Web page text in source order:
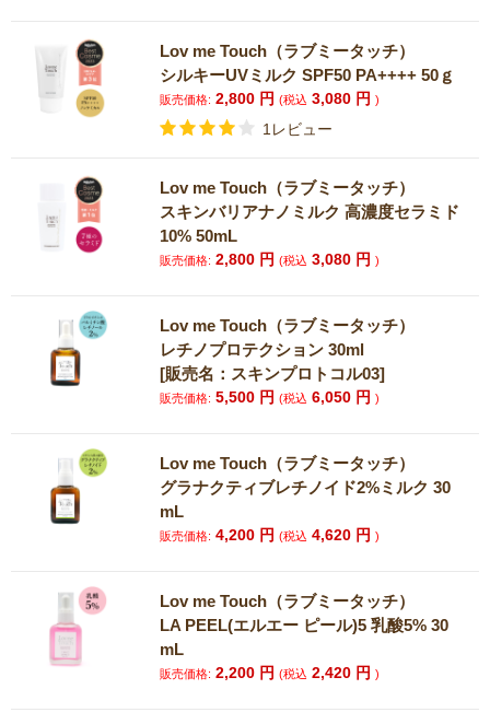
Lov me Touch（ラブミータッチ）
シルキーUVミルク SPF50 PA++++ 50ｇ
販売価格: 2,800 円(税込 3,080 円)
1レビュー
Lov me Touch（ラブミータッチ）
スキンバリアナノミルク 高濃度セラミド
10% 50mL
販売価格: 2,800 円(税込 3,080 円)
Lov me Touch（ラブミータッチ）
レチノプロテクション 30ml
[販売名：スキンプロトコル03]
販売価格: 5,500 円(税込 6,050 円)
Lov me Touch（ラブミータッチ）
グラナクティブレチノイド2%ミルク 30
mL
販売価格: 4,200 円(税込 4,620 円)
Lov me Touch（ラブミータッチ）
LA PEEL(エルエー ピール)5 乳酸5% 30
mL
販売価格: 2,200 円(税込 2,420 円)